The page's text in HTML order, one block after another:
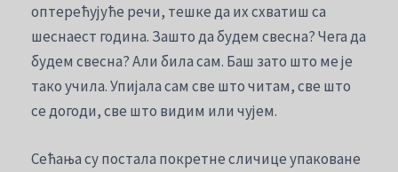
оптерећујуће речи, тешке да их схватиш са
шеснаест година. Зашто да будем свесна? Чега да
будем свесна? Али била сам. Баш зато што ме је
тако учила. Упијала сам све што читам, све што
се догоди, све што видим или чујем.
Сећања су постала покретне сличице упаковане